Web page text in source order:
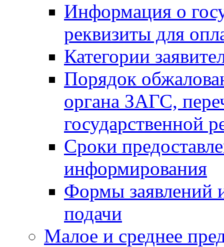
Информация о
реквизиты для
Категории
Порядок
органа ЗАГС,
государственной
Сроки
информирования
Формы заявлений
подачи
Малое и среднее